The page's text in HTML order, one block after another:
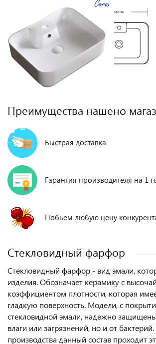
Преимущества нашено
Быстрая доставка
Гарантия производителя на 1
Побьем любую цену
Стекловидный фарфор
Стекловидный фарфор - вид эмали,
изделия. Обозначает керамику с
коэффициентом плотности, которая
гладкую поверхность. Модели, с
стекловидной эмали, надежно
влаги или загрязнений, но и от
производства данный состав проходит